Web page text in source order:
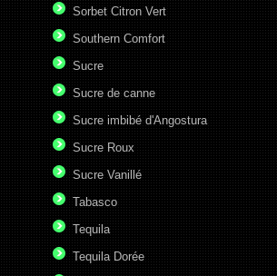
Sorbet Citron Vert
Southern Comfort
Sucre
Sucre de canne
Sucre imbibé d'Angostura
Sucre Roux
Sucre Vanillé
Tabasco
Tequila
Tequila Dorée